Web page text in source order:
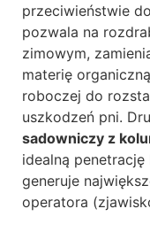
przeciwieństwie
pozwala na
zimowym,
materię
roboczej do
uszkodzeń pni.
sadowniczy z
idealną
generuje
operatora